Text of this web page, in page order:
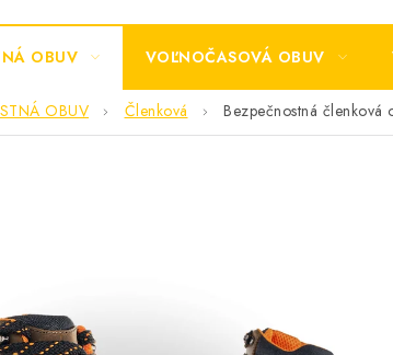
OBUV VOĽNOČASOVÁ OBUV
OBUV Členková Bezpečnostná